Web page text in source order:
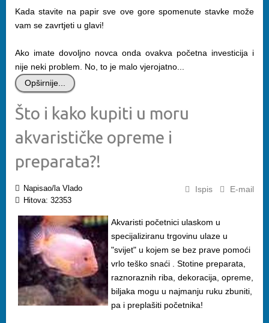
Kada stavite na papir sve ove gore spomenute stavke može
vam se zavrtjeti u glavi!
Ako imate dovoljno novca onda ovakva početna investicija i
nije neki problem. No, to je malo vjerojatno...
Opširnije...
Što i kako kupiti u moru
akvarističke opreme i
preparata?!
Ispis E-mail
Napisao/la Vlado
Hitova: 32353
Akvaristi početnici ulaskom u
specijaliziranu trgovinu ulaze u
"svijet" u kojem se bez prave pomoći
vrlo teško snaći . Stotine preparata,
raznoraznih riba, dekoracija, opreme,
biljaka mogu u najmanju ruku zbuniti,
pa i preplašiti početnika!